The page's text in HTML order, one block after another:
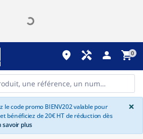
place handyman person shopping_cart0
le code promo BIENV202 valable pour
bénéficiez de 20€ HT de réduction dès
savoir plus
×